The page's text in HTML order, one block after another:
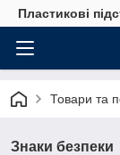
Пластикові
Товари та
Знаки безпеки